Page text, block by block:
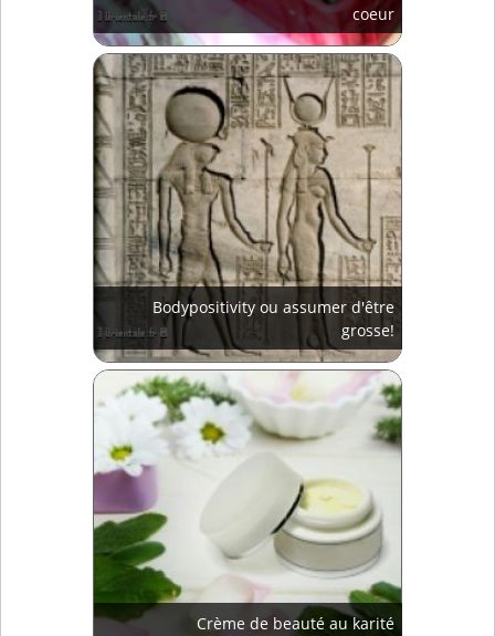
coeur
Bodypositivity ou assumer d'être
grosse!
Crème de beauté au karité